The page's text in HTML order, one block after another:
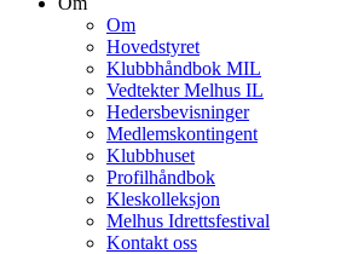
Om
Hovedstyret
Klubbhåndbok MIL
Vedtekter Melhus IL
Hedersbevisninger
Medlemskontingent
Klubbhuset
Profilhåndbok
Kleskolleksjon
Melhus Idrettsfestival
Kontakt oss